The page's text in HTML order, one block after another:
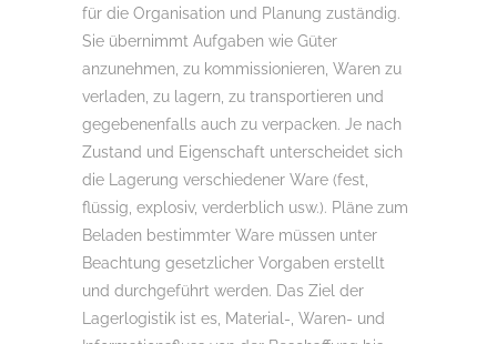
für die Organisation und Planung zuständig.
Sie übernimmt Aufgaben wie Güter
anzunehmen, zu kommissionieren, Waren zu
verladen, zu lagern, zu transportieren und
gegebenenfalls auch zu verpacken. Je nach
Zustand und Eigenschaft unterscheidet sich
die Lagerung verschiedener Ware (fest,
flüssig, explosiv, verderblich usw.). Pläne zum
Beladen bestimmter Ware müssen unter
Beachtung gesetzlicher Vorgaben erstellt
und durchgeführt werden. Das Ziel der
Lagerlogistik ist es, Material-, Waren- und